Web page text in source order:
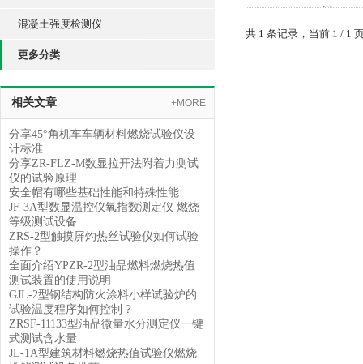
混凝土强度检测仪
更多分类
相关文章 +MORE
分享45°角机车车辆材料燃烧试验仪设
计标准
分享ZR-FLZ-M数显拉开法附着力测试
仪的试验原理
安全帽有哪些基础性能和特殊性能
JF-3A型数显温控仪氧指数测定仪 燃烧
等级测试设备
ZRS-2型触摸屏灼热丝试验仪如何试验
操作？
全面介绍YPZR-2型油品燃料燃烧热值
测试装置的使用说明
GJL-2型钢结构防火涂料小样试验炉的
试验温度程序如何控制？
ZRSF-11133型油品微量水分测定仪一键
式测试含水量
JL-1A型建筑材料燃烧热值试验仪燃烧
共 1 条记录，当前 1 / 1